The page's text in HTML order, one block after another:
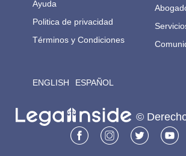
Ayuda
Politica de privacidad
Términos y Condiciones
ENGLISH ESPAÑOL
©